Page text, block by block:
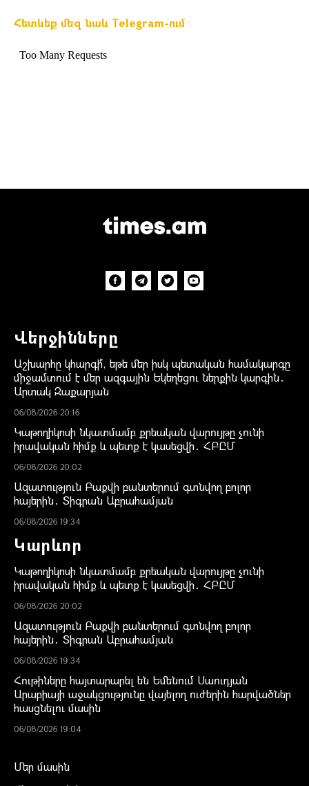
Հետևեք մեզ նաև Telegram-ում
Վերջինները
Աշխարհը կհարգի՞, եթե մեր իսկ պետական համակարգը
միջամտում է մեր ազգային Եկեղեցու ներքին կարգին․
Արտակ Զաքարյան
06/08/2026 20:16
Կաթողիկոսի նկատմամբ քրեական վարույթը չունի
իրավական հիմք և պետք է կասեցվի․ ՀԲԸՄ
06/08/2026 20:02
Ազատություն Բաքվի բանտերում գտնվող բոլոր
հայերին․ Տիգրան Աբրահամյան
06/08/2026 19:34
Կարևոր
Կաթողիկոսի նկատմամբ քրեական վարույթը չունի
իրավական հիմք և պետք է կասեցվի․ ՀԲԸՄ
06/08/2026 20:02
Ազատություն Բաքվի բանտերում գտնվող բոլոր
հայերին․ Տիգրան Աբրահամյան
06/08/2026 19:34
Հութիները հայտարարել են Եմենում Սաուդյան
Արաբիայի աջակցությունը վայելող ուժերին հարվածներ
հասցնելու մասին
06/08/2026 19:04
Մեր մասին